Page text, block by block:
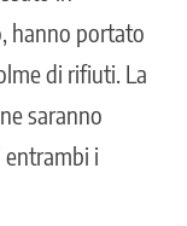
hanno portato
di rifiuti. La
saranno
entrambi i